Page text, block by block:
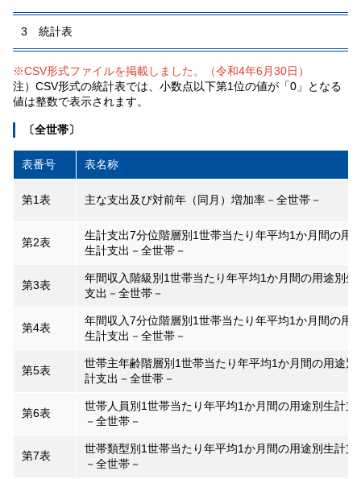
3 統計表
※CSV形式ファイルを掲載しました。（令和4年6月30日）
注）CSV形式の統計表では、小数点以下第1位の値が「0」となる
値は整数で表示されます。
〔全世帯〕
表番号 表名称
第1表 主な支出及び対前年（同月）増加率－全世帯－
第2表
生計支出7分位階層別1世帯当たり年平均1か月間の用
生計支出－全世帯－
第3表
年間収入階級別1世帯当たり年平均1か月間の用途別生
支出－全世帯－
第4表
年間収入7分位階層別1世帯当たり年平均1か月間の用
生計支出－全世帯－
第5表
世帯主年齢階層別1世帯当たり年平均1か月間の用途別
計支出－全世帯－
第6表
世帯人員別1世帯当たり年平均1か月間の用途別生計支
－全世帯－
第7表
世帯類型別1世帯当たり年平均1か月間の用途別生計支
－全世帯－